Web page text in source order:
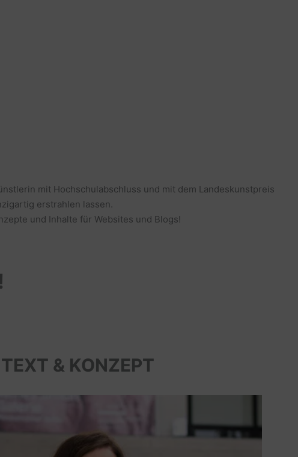
mit Hochschulabschluss und mit dem Landeskunstpreis
erstrahlen lassen.
und Inhalte für Websites und Blogs!
TEXT & KONZEPT